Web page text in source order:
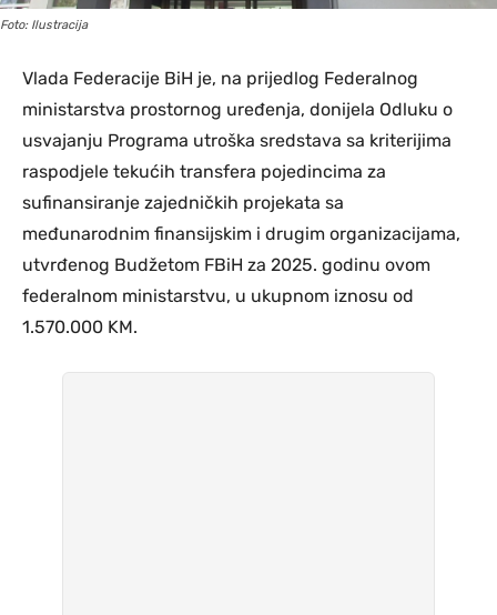
Foto: Ilustracija
Vlada Federacije BiH je, na prijedlog Federalnog
ministarstva prostornog uređenja, donijela Odluku o
usvajanju Programa utroška sredstava sa kriterijima
raspodjele tekućih transfera pojedincima za
sufinansiranje zajedničkih projekata sa
međunarodnim finansijskim i drugim organizacijama,
utvrđenog Budžetom FBiH za 2025. godinu ovom
federalnom ministarstvu, u ukupnom iznosu od
1.570.000 KM.